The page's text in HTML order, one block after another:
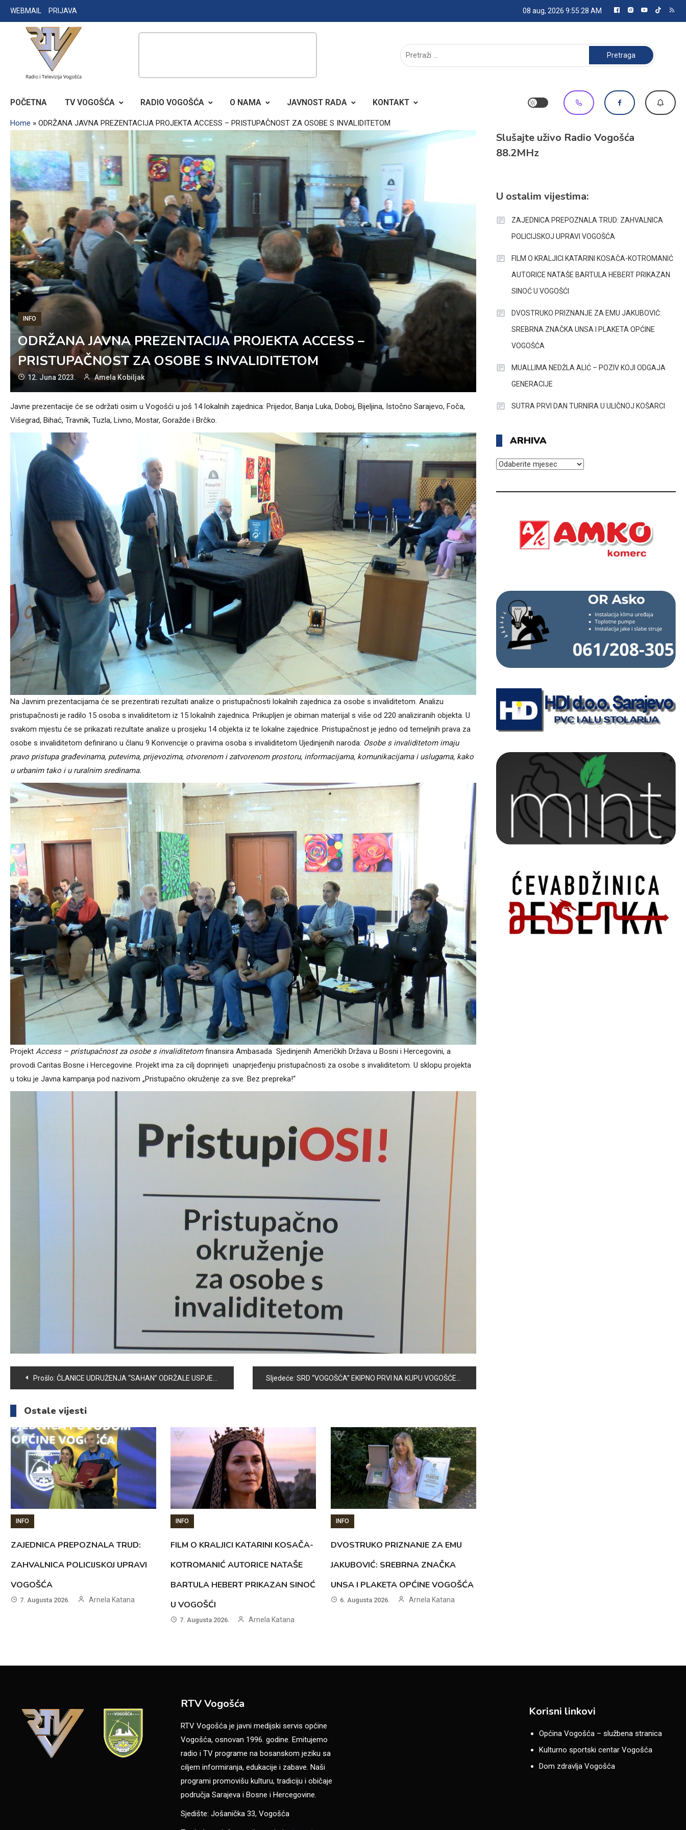
Skip
to
WEBMAIL PRIJAVA 08 aug, 2026 9:55:30 AM
RADIO TELEVIZIJA VOGOŠĆA
Pretraga:
POČETNA TV VOGOŠĆA RADIO VOGOŠĆA O NAMA JAVNOST RADA KONTAKT
Home » ODRŽANA JAVNA PREZENTACIJA PROJEKTA ACCESS – PRISTUPAČNOST ZA OSOBE S INVALIDITETOM
INFO
ODRŽANA JAVNA PREZENTACIJA PROJEKTA ACCESS –
PRISTUPAČNOST ZA OSOBE S INVALIDITETOM
12. Juna 2023. Amela Kobiljak
Javne prezentacije će se održati osim u Vogošći u još 14 lokalnih zajednica: Prijedor, Banja Luka, Doboj, Bijeljina, Istočno Sarajevo, Foča,
Višegrad, Bihać, Travnik, Tuzla, Livno, Mostar, Goražde i Brčko.
Na Javnim prezentacijama će se prezentirati rezultati analize o pristupačnosti lokalnih zajednica za osobe s invaliditetom. Analizu
pristupačnosti je radilo 15 osoba s invaliditetom iz 15 lokalnih zajednica. Prikupljen je obiman materijal s više od 220 analiziranih objekta. U
svakom mjestu će se prikazati rezultate analize u prosjeku 14 objekta iz te lokalne zajednice. Pristupačnost je jedno od temeljnih prava za
osobe s invaliditetom definirano u članu 9 Konvencije o pravima osoba s invaliditetom Ujedinjenih naroda: Osobe s invaliditetom imaju
pravo pristupa građevinama, putevima, prijevozima, otvorenom i zatvorenom prostoru, informacijama, komunikacijama i uslugama, kako
u urbanim tako i u ruralnim sredinama.
Projekt Access – pristupačnost za osobe s invaliditetomfinansira Ambasada Sjedinjenih Američkih Država u Bosni i Hercegovini, a
provodi Caritas Bosne i Hercegovine. Projekt ima za cilj doprinijeti unaprjeđenju pristupačnosti za osobe s invaliditetom. U sklopu projekta
u toku je Javna kampanja pod nazivom „Pristupačno okruženje za sve. Bez prepreka!“
Navigacija
članaka
Prošlo: ČLANICE UDRUŽENJA “SAHAN” ODRŽALE USPJEŠNU IZLOŽBU SVOJIH RUKOTVORINA Sljedeće: SRD “VOGOŠĆA” EKIPNO PRVI NA KUPU VOGOŠĆE
Ostale vijesti
INFO
ZAJEDNICA PREPOZNALA TRUD:
ZAHVALNICA POLICIJSKOJ UPRAVI
VOGOŠĆA
7. Augusta 2026. Arnela Katana
INFO
FILM O KRALJICI KATARINI KOSAČA-
KOTROMANIĆ AUTORICE NATAŠE
BARTULA HEBERT PRIKAZAN SINOĆ
U VOGOŠĆI
7. Augusta 2026. Arnela Katana
INFO
DVOSTRUKO PRIZNANJE ZA EMU
JAKUBOVIĆ: SREBRNA ZNAČKA
UNSA I PLAKETA OPĆINE VOGOŠĆA
6. Augusta 2026. Arnela Katana
Slušajte uživo Radio Vogošća
88.2MHz
U ostalim vijestima:
ZAJEDNICA PREPOZNALA TRUD: ZAHVALNICA
POLICIJSKOJ UPRAVI VOGOŠĆA
FILM O KRALJICI KATARINI KOSAČA-KOTROMANIĆ
AUTORICE NATAŠE BARTULA HEBERT PRIKAZAN
SINOĆ U VOGOŠĆI
DVOSTRUKO PRIZNANJE ZA EMU JAKUBOVIĆ:
SREBRNA ZNAČKA UNSA I PLAKETA OPĆINE
VOGOŠĆA
MUALLIMA NEDŽLA ALIĆ – POZIV KOJI ODGAJA
GENERACIJE
SUTRA PRVI DAN TURNIRA U ULIČNOJ KOŠARCI
ARHIVA
ARHIVA
RTV Vogošća
RTV Vogošća je javni medijski servis općine
Vogošća, osnovan 1996. godine. Emitujemo
radio i TV programe na bosanskom jeziku sa
ciljem informiranja, edukacije i zabave. Naši
programi promovišu kulturu, tradiciju i običaje
područja Sarajeva i Bosne i Hercegovine.
Sjedište: Jošanička 33, Vogošća
Korisni linkovi
Općina Vogošća – službena stranica
Kulturno sportski centar Vogošća
Dom zdravlja Vogošća